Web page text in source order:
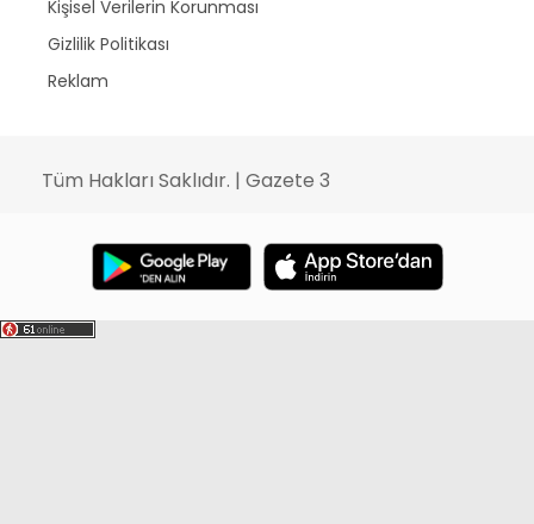
Kişisel Verilerin Korunması
Gizlilik Politikası
Reklam
Tüm Hakları Saklıdır. | Gazete 3